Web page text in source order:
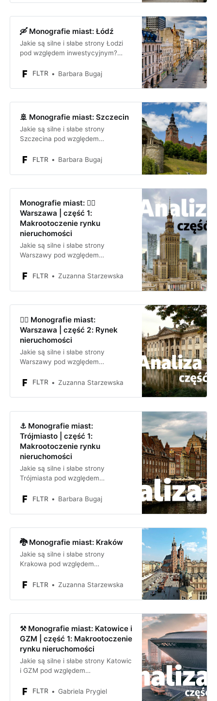
🛶 Monografie miast: Łódź
Jakie są silne i słabe strony Łodzi
pod względem inwestycyjnym?
firmy lub inwestora inwestującego
FLTR Barbara Bugaj
🚢 Monografie miast: Szczecin
Jakie są silne i słabe strony
Szczecina pod względem
zagrożenia dla firmy lub inwestora
FLTR Barbara Bugaj
Monografie miast: 🧜‍♀️
Warszawa | część 1:
Makrootoczenie rynku
nieruchomości
Jakie są silne i słabe strony
Warszawy pod względem
zagrożenia dla firmy lub inwestora
FLTR Zuzanna Starzewska
🧜‍♀️ Monografie miast:
Warszawa | część 2: Rynek
nieruchomości
Jakie są silne i słabe strony
Warszawy pod względem
zagrożenia dla firmy lub inwestora
FLTR Zuzanna Starzewska
⚓ Monografie miast:
Trójmiasto | część 1:
Makrootoczenie rynku
nieruchomości
Jakie są silne i słabe strony
Trójmiasta pod względem
zagrożenia dla firmy lub inwestora
FLTR Barbara Bugaj
🐉 Monografie miast: Kraków
Jakie są silne i słabe strony
Krakowa pod względem
zagrożenia dla firmy lub inwestora
FLTR Zuzanna Starzewska
⚒️ Monografie miast: Katowice i
GZM | część 1: Makrootoczenie
rynku nieruchomości
Jakie są silne i słabe strony Katowic
i GZM pod względem
zagrożenia dla firmy lub inwestora
FLTR Gabriela Prygiel